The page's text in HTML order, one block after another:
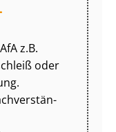
z.B.
oder